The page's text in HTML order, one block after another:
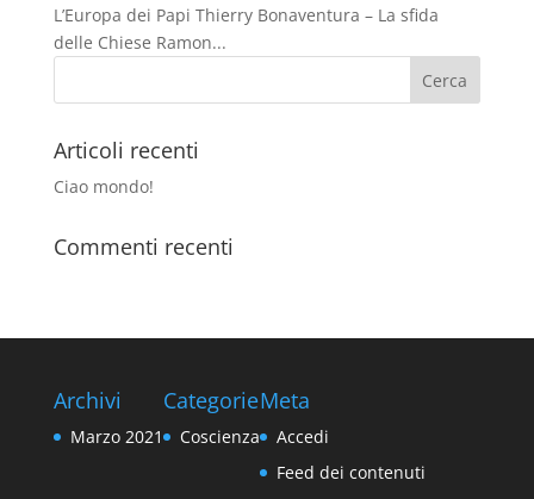
L’Europa dei Papi Thierry Bonaventura – La sfida
delle Chiese Ramon...
Articoli recenti
Ciao mondo!
Commenti recenti
Archivi
Marzo 2021
Categorie
Coscienza
Meta
Accedi
Feed dei contenuti